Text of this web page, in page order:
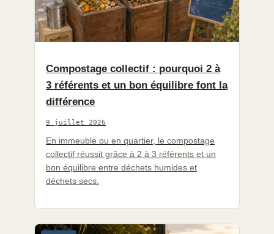
Compostage collectif : pourquoi 2 à
3 référents et un bon équilibre font la
différence
9 juillet 2026
En immeuble ou en quartier, le compostage
collectif réussit grâce à 2 à 3 référents et un
bon équilibre entre déchets humides et
déchets secs.